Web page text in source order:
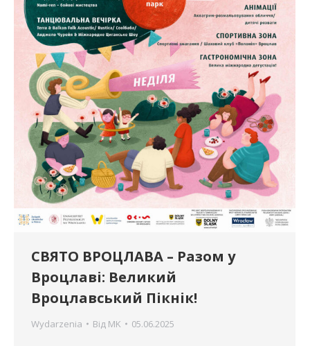
СВЯТО ВРОЦЛАВА – Разом у
Вроцлаві: Великий
Вроцлавський Пікнік!
Wydarzenia Від MK 05.06.2025